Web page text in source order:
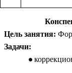
Цель занятия:
Задачи: